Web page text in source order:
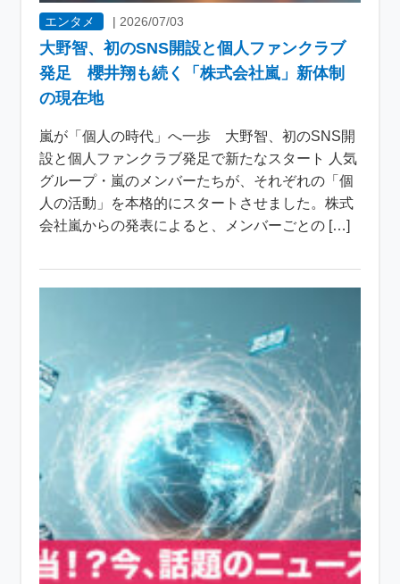
エンタメ |2026/07/03
大野智、初のSNS開設と個人ファンクラブ
発足 櫻井翔も続く「株式会社嵐」新体制
の現在地
嵐が「個人の時代」へ一歩 大野智、初のSNS開
設と個人ファンクラブ発足で新たなスタート 人気
グループ・嵐のメンバーたちが、それぞれの「個
人の活動」を本格的にスタートさせました。株式
会社嵐からの発表によると、メンバーごとの […]